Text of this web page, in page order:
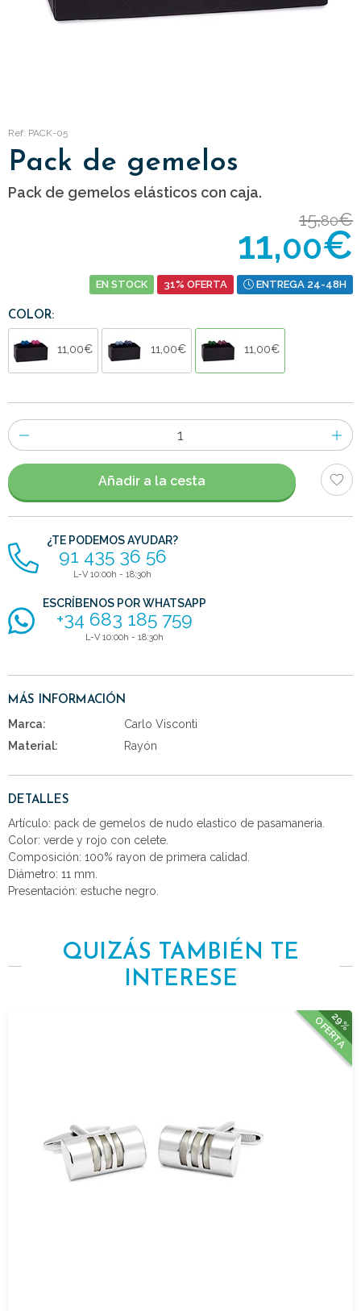
Ref: PACK-05
Pack de gemelos
Pack de gemelos elásticos con caja.
15,80€
11,00€
EN STOCK 31% OFERTA ENTREGA 24-48H
COLOR:
11,00€ 11,00€ 11,00€
Número
de
artículos
Añadir a la cesta
¿TE PODEMOS AYUDAR?
91 435 36 56
L-V 10:00h - 18:30h
ESCRÍBENOS POR WHATSAPP
+34 683 185 759
L-V 10:00h - 18:30h
MÁS INFORMACIÓN
Marca:
Carlo Visconti
Material:
Rayón
DETALLES
Artículo: pack de gemelos de nudo elastico de pasamaneria.
Color: verde y rojo con celete.
Composición: 100% rayon de primera calidad.
Diámetro: 11 mm.
Presentación: estuche negro.
QUIZÁS TAMBIÉN TE
INTERESE
29%
OFERTA